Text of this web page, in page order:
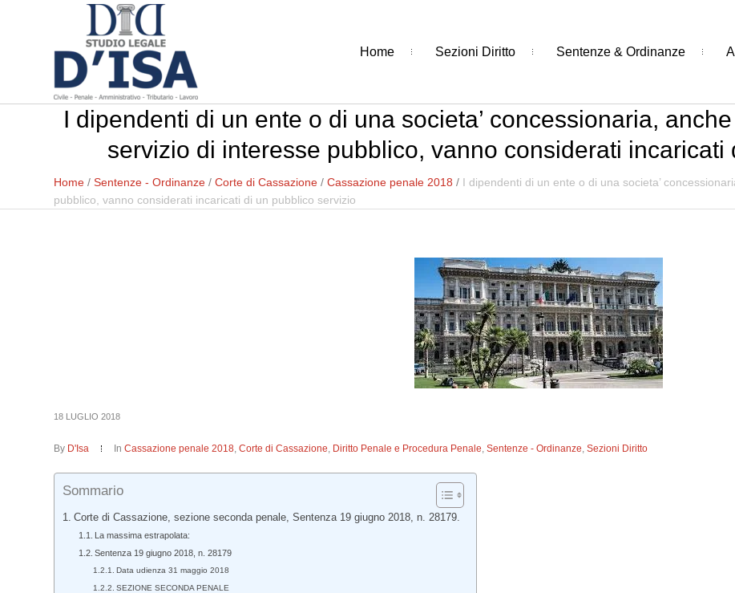
Home Sezioni Diritto Sentenze & Ordinanze
I dipendenti di un ente o di una societa’ concessionaria,
servizio di interesse pubblico, vanno considerati
Home /Sentenze - Ordinanze /Corte di Cassazione /Cassazione penale 2018 / I dipendenti di un ente o di una societa’
pubblico, vanno considerati incaricati di un pubblico servizio
18 LUGLIO 2018
By D'Isa InCassazione penale 2018,Corte di Cassazione, Diritto Penale e Procedura Penale,Sentenze - Ordinanze,Sezioni Diritto
Sommario
Corte di Cassazione, sezione seconda penale, Sentenza 19 giugno 2018, n. 28179.
La massima estrapolata:
Sentenza 19 giugno 2018, n. 28179
Data udienza 31 maggio 2018
SEZIONE SECONDA PENALE